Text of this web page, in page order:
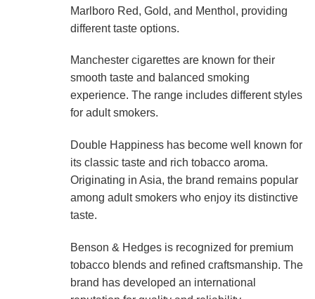
Marlboro Red, Gold, and Menthol, providing
different taste options.
Manchester cigarettes are known for their
smooth taste and balanced smoking
experience. The range includes different styles
for adult smokers.
Double Happiness has become well known for
its classic taste and rich tobacco aroma.
Originating in Asia, the brand remains popular
among adult smokers who enjoy its distinctive
taste.
Benson & Hedges is recognized for premium
tobacco blends and refined craftsmanship. The
brand has developed an international